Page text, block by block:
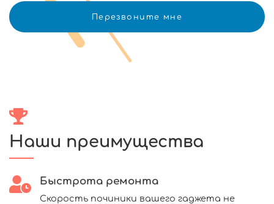
Наши преимущества
Быстрота ремонта
Скорость починики вашего гаджета не